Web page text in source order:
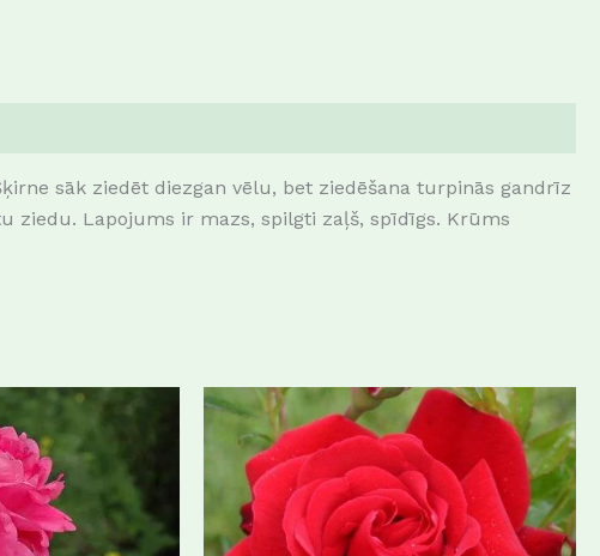
sāk ziedēt diezgan vēlu, bet ziedēšana turpinās gandrīz
Lapojums ir mazs, spilgti zaļš, spīdīgs. Krūms
This
product
has
multiple
variants.
This
product
has
multiple
variants.